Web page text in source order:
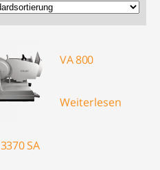
SA
VA 800
Weiterlesen